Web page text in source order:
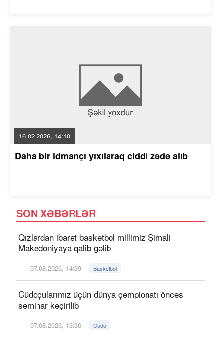
16.02.2026, 14:10
Daha bir idmançı yıxılaraq ciddi zədə alıb
SON XƏBƏRLƏR
Qızlardan ibarət basketbol millimiz Şimali
Makedoniyaya qalib gəlib
07.08.2026, 14:39 Basketbol
Cüdoçularımız üçün dünya çempionatı öncəsi
seminar keçirilib
07.08.2026, 13:36 Cüdo